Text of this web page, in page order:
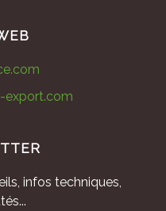
export.com
infos techniques,